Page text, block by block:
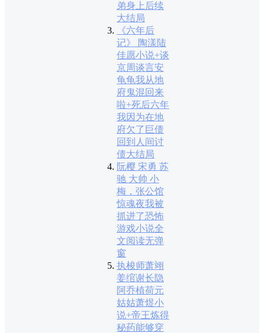
弟身上后续
大结局
《六年后
记》 陶漾陆
佳愿小说+谈
京周谈言安
龟龟我从地
府鬼混回来
啦+死后六年
我因为在地
府欠了巨债
回到人间讨
债大结局
阮樱 宋勇 苏
驰 大帅 小
梅，张公馆
惊魂夜我被
抓进了恐怖
游戏小说全
文阅读无弹
窗
执梭师萧翊
姜绾谢长隐
阿乔植荷元
姑姑萧煜小
说+帝王炼得
秘药能够穿